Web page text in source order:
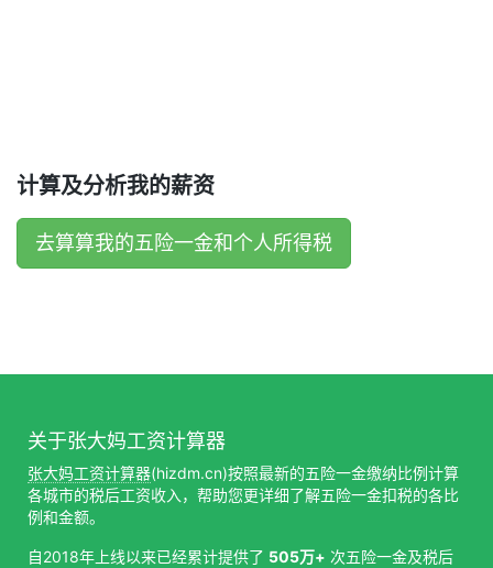
计算及分析我的薪资
去算算我的五险一金和个人所得税
关于张大妈工资计算器
张大妈工资计算器(hizdm.cn)按照最新的五险一金缴纳比例计算
各城市的税后工资收入，帮助您更详细了解五险一金扣税的各比
例和金额。
自2018年上线以来已经累计提供了 505万+ 次五险一金及税后